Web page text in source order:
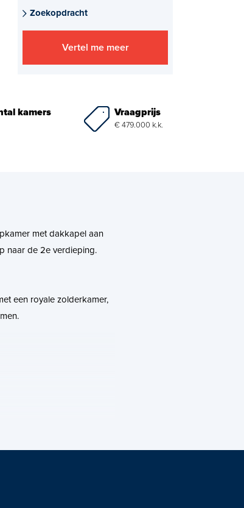
Zoekopdracht
Vertel me meer
kamers Vraagprijs
€ 479.000 k.k.
met dakkapel aan
naar de 2e verdieping.
een royale zolderkamer,